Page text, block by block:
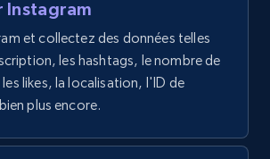
713+ Essai gratuit
Instagram
et collectez des données telles
les hashtags, le nombre de
likes, la localisation, l'ID de
plus encore.